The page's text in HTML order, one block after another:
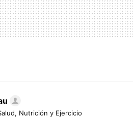
Nutrición y Ejercicio